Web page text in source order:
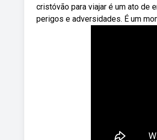
cristóvão para viajar é um ato de
perigos e adversidades. É um